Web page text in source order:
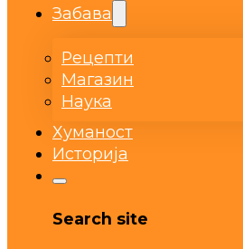
Забава
Рецепти
Магазин
Наука
Хуманост
Историја
Search site